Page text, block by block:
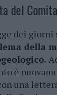
del
dei giorni
della
è
una